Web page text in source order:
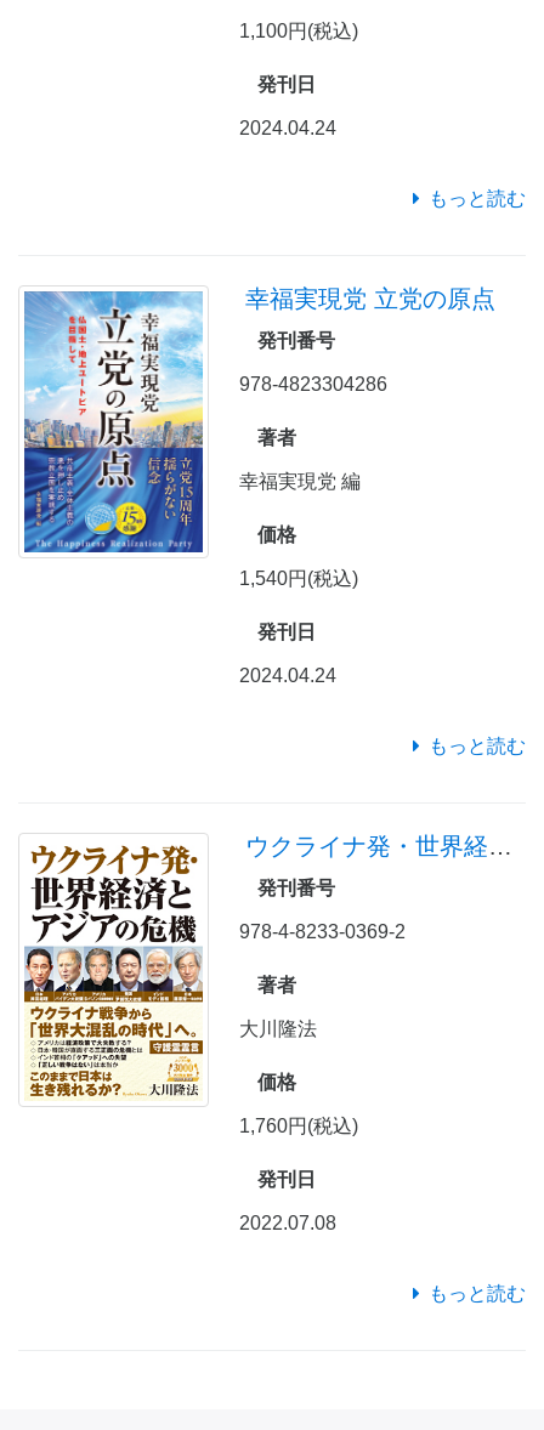
1,100円(税込)
発刊日
2024.04.24
もっと読む
幸福実現党 立党の原点
発刊番号
978-4823304286
著者
幸福実現党 編
価格
1,540円(税込)
発刊日
2024.04.24
もっと読む
ウクライナ発・世界経済とアジアの危機
発刊番号
978-4-8233-0369-2
著者
大川隆法
価格
1,760円(税込)
発刊日
2022.07.08
もっと読む